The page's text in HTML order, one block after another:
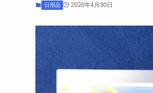
日用品 2020年4月30日